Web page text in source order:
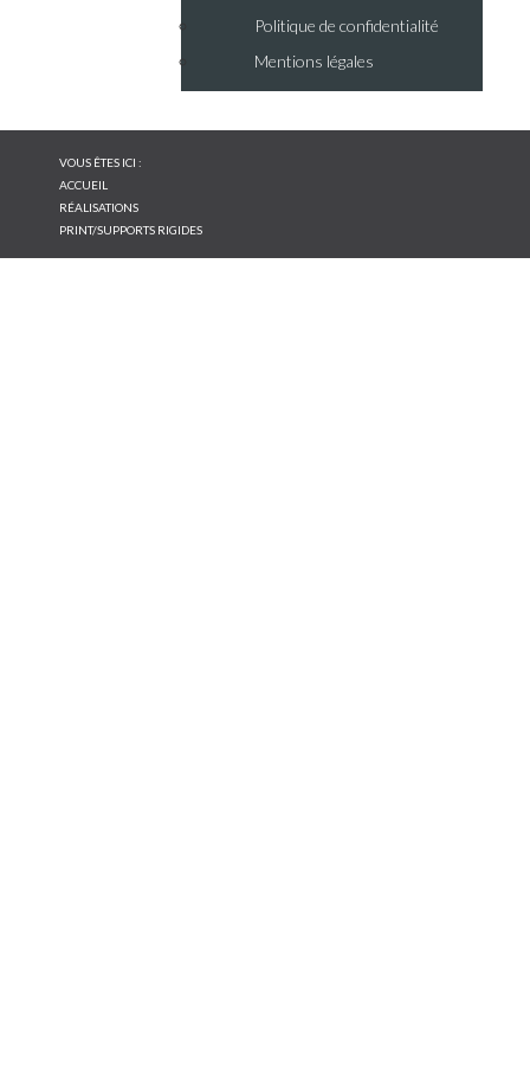
Politique de confidentialité
Mentions légales
VOUS ÊTES ICI :
ACCUEIL
RÉALISATIONS
PRINT/SUPPORTS RIGIDES